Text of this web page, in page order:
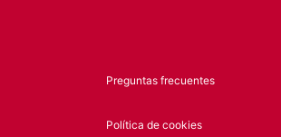
Preguntas frecuentes
Política de cookies